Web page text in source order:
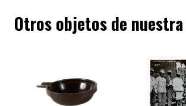
Otros objetos de